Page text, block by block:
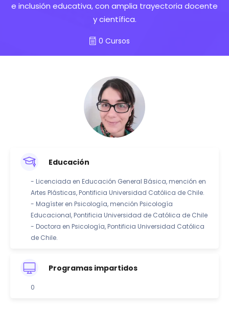
e inclusión educativa, con amplia trayectoria docente
y científica.
0 Cursos
Educación
- Licenciada en Educación General Básica, mención en
Artes Plásticas, Pontificia Universidad Católica de Chile.
- Magíster en Psicología, mención Psicología
Educacional, Pontificia Universidad de Católica de Chile
- Doctora en Psicología, Pontificia Universidad Católica
de Chile.
Programas impartidos
0